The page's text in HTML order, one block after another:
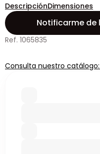
DescripciónDimensiones
Notificarme de
Ref. 1065835
Consulta nuestro